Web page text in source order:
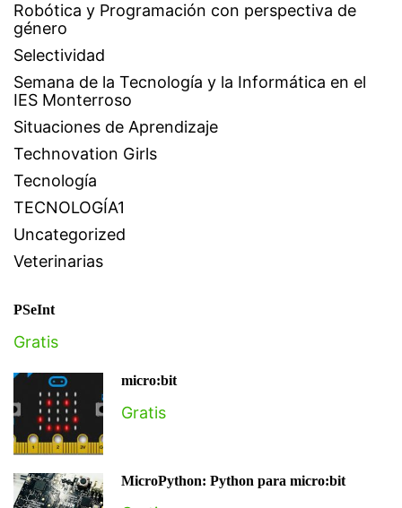
Robótica y Programación con perspectiva de
género
Selectividad
Semana de la Tecnología y la Informática en el
IES Monterroso
Situaciones de Aprendizaje
Technovation Girls
Tecnología
TECNOLOGÍA1
Uncategorized
Veterinarias
PSeInt
Gratis
micro:bit
Gratis
MicroPython: Python para micro:bit